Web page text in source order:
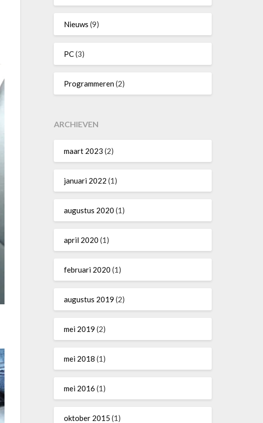
Nieuws (9)
PC(3)
Programmeren(2)
ARCHIEVEN
maart 2023 (2)
januari 2022 (1)
augustus 2020 (1)
april 2020 (1)
februari 2020 (1)
augustus 2019 (2)
mei 2019 (2)
mei 2018 (1)
mei 2016 (1)
oktober 2015 (1)